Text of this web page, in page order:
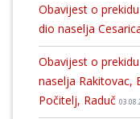
Obavijest o
dio naselja
Obavijest o
naselja Rakitovac,
Počitelj, Raduč